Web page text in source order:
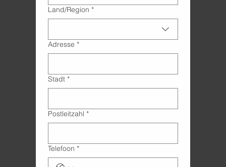
Adres met meerdere regels
Land/Region *
Adresse *
Stadt *
Postleitzahl *
Telefoon *